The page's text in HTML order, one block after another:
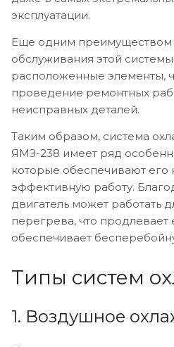
эксплуатации.
Еще одним преимуществом
обслуживания этой
расположенные элементы,
проведение ремонтных
неисправных деталей.
Таким образом, система
ЯМЗ-238 имеет ряд
которые обеспечивают
эффективную работу.
двигатель может работать
перегрева, что
обеспечивает
Типы систем
1. Воздушное